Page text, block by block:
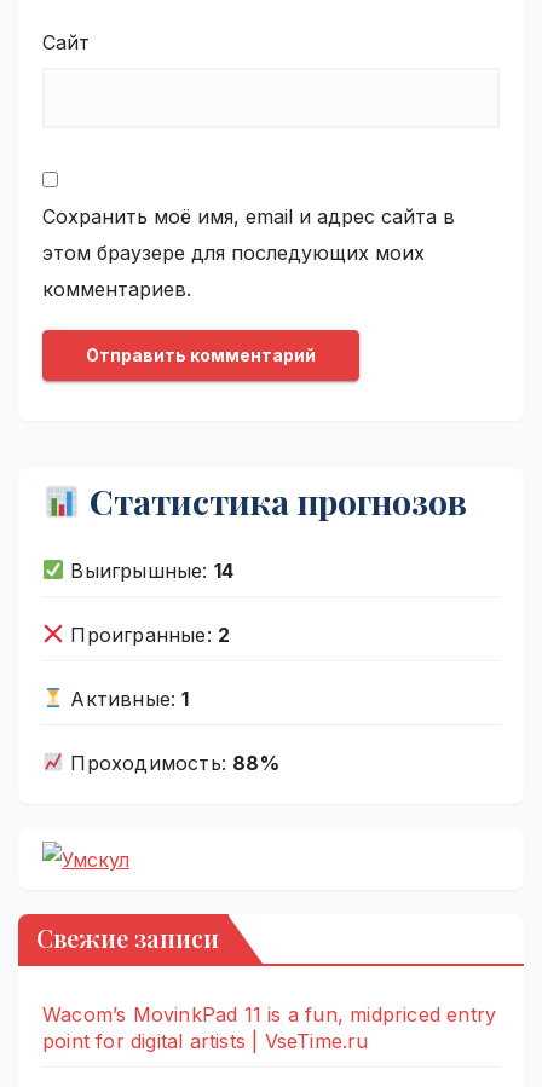
Сайт
Сохранить моё имя, email и адрес сайта в
этом браузере для последующих моих
комментариев.
Статистика прогнозов
Выигрышные: 14
Проигранные: 2
Активные:1
Проходимость: 88%
Свежие записи
Wacom’s MovinkPad 11 is a fun, midpriced entry
point for digital artists | VseTime.ru